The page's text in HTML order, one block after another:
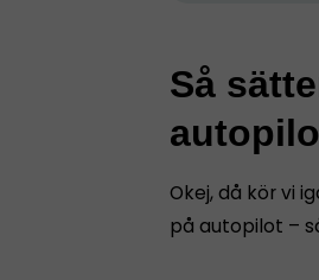
Så
Okej, då kör vi
på autopilot –